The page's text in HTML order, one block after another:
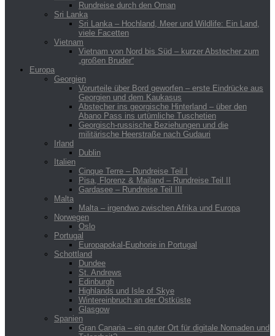
Rundreise durch den Oman
Sri Lanka
Sri Lanka – Hochland, Meer und Wildlife: Ein Land,
viele Facetten
Vietnam
Vietnam von Nord bis Süd – kurzer Abstecher zum
„großen Bruder“
Europa
Georgien
Vorurteile über Bord geworfen – erste Eindrücke aus
Georgien und dem Kaukasus
Abstecher ins georgische Hinterland – über den
Abano Pass ins urtümliche Tuschetien
Georgisch-russische Beziehungen und die
militärische Heerstraße nach Gudauri
Irland
Dublin
Italien
Cinque Terre – Rundreise Teil I
Pisa, Florenz & Mailand – Rundreise Teil II
Gardasee – Rundreise Teil III
Malta
Malta – irgendwo zwischen Afrika und Europa
Norwegen
Oslo
Portugal
Europapokal-Euphorie in Portugal
Schottland
Dundee
St. Andrews
Edinburgh
Highlands und Isle of Skye
Wintereinbruch an der Ostküste
Glasgow
Spanien
Gran Canaria – ein guter Ort für digitale Nomaden und